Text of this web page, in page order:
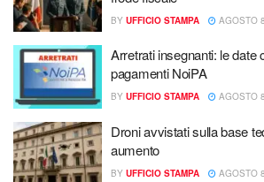
BY UFFICIO STAMPA AGOSTO
Arretrati insegnanti: le date
pagamenti NoiPA
BY UFFICIO STAMPA AGOSTO
Droni avvistati sulla base
aumento
BY UFFICIO STAMPA AGOSTO